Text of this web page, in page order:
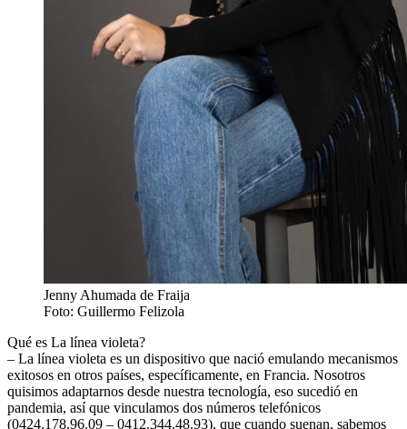
Jenny Ahumada de Fraija
Foto: Guillermo Felizola
Qué es La línea violeta?
– La línea violeta es un dispositivo que nació emulando mecanismos
exitosos en otros países, específicamente, en Francia. Nosotros
quisimos adaptarnos desde nuestra tecnología, eso sucedió en
pandemia, así que vinculamos dos números telefónicos
(0424.178.96.09 – 0412.344.48.93), que cuando suenan, sabemos